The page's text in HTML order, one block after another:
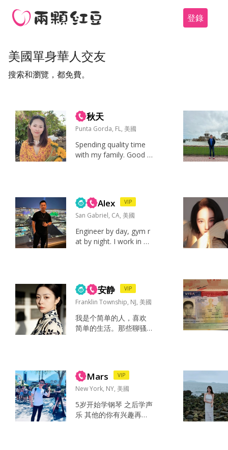
登錄
美國單身華人交友
搜索和瀏覽，都免費。
秋天
Punta Gorda, FL, 美國
Spending quality time
with my family. Good f
make me forget to che
ck my phone. 家人、健
康、幽默感、好奇心、
稳定的生...
Alex VIP
San Gabriel, CA, 美國
Engineer by day, gym r
at by night. I work in hi
c. I date to marry and h
opefully can settle ...
安静 VIP
Franklin Township, NJ, 美國
我是个简单的人，喜欢
简单的生活。那些聊骚
旅游 看书，旅游 健康，
开心，家人 对生活积极
向上 乐观，理性 还没发
现 当然是爸爸妈妈了吧
真诚，有全局观，对自
我对他人有一定的认知
Mars VIP
New York, NY, 美國
5岁开始学钢琴 之后学声
乐 其他的你有兴趣再讲